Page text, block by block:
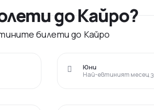
до Кайро?
билети до Кайро
Най-евтиният месец
Юни